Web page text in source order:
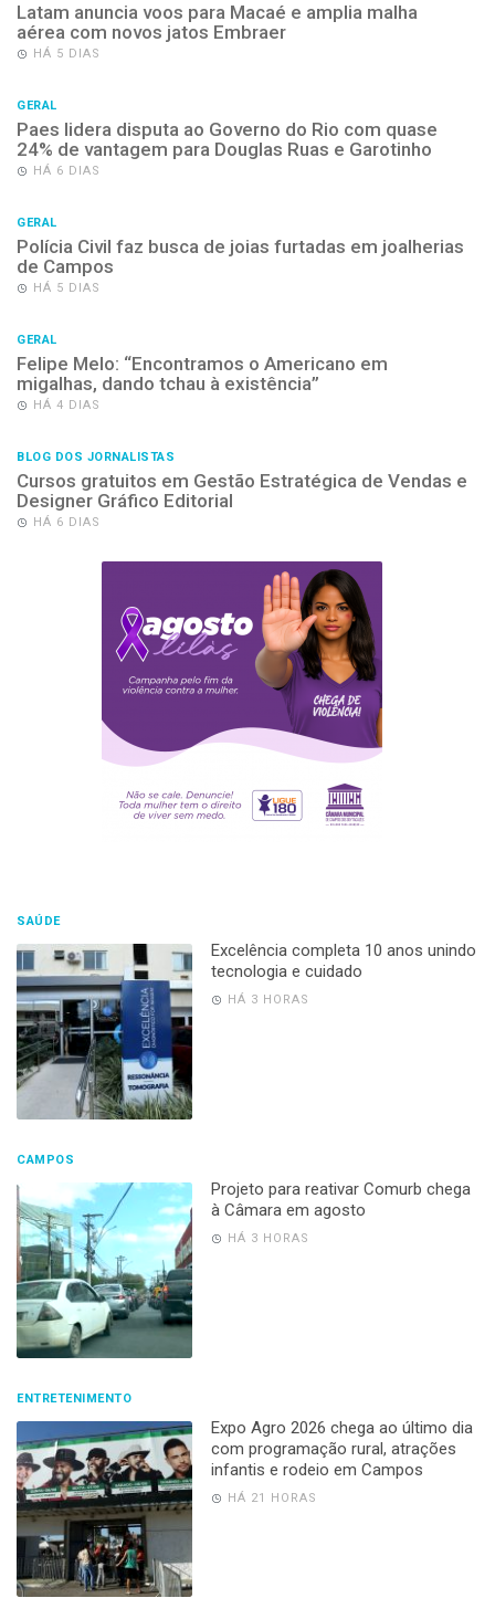
Latam anuncia voos para Macaé e amplia malha
aérea com novos jatos Embraer
HÁ 5 DIAS
GERAL
Paes lidera disputa ao Governo do Rio com quase
24% de vantagem para Douglas Ruas e Garotinho
HÁ 6 DIAS
GERAL
Polícia Civil faz busca de joias furtadas em joalherias
de Campos
HÁ 5 DIAS
GERAL
Felipe Melo: “Encontramos o Americano em
migalhas, dando tchau à existência”
HÁ 4 DIAS
BLOG DOS JORNALISTAS
Cursos gratuitos em Gestão Estratégica de Vendas e
Designer Gráfico Editorial
HÁ 6 DIAS
SAÚDE
Excelência completa 10 anos unindo
tecnologia e cuidado
HÁ 3 HORAS
CAMPOS
Projeto para reativar Comurb chega
à Câmara em agosto
HÁ 3 HORAS
ENTRETENIMENTO
Expo Agro 2026 chega ao último dia
com programação rural, atrações
infantis e rodeio em Campos
HÁ 21 HORAS